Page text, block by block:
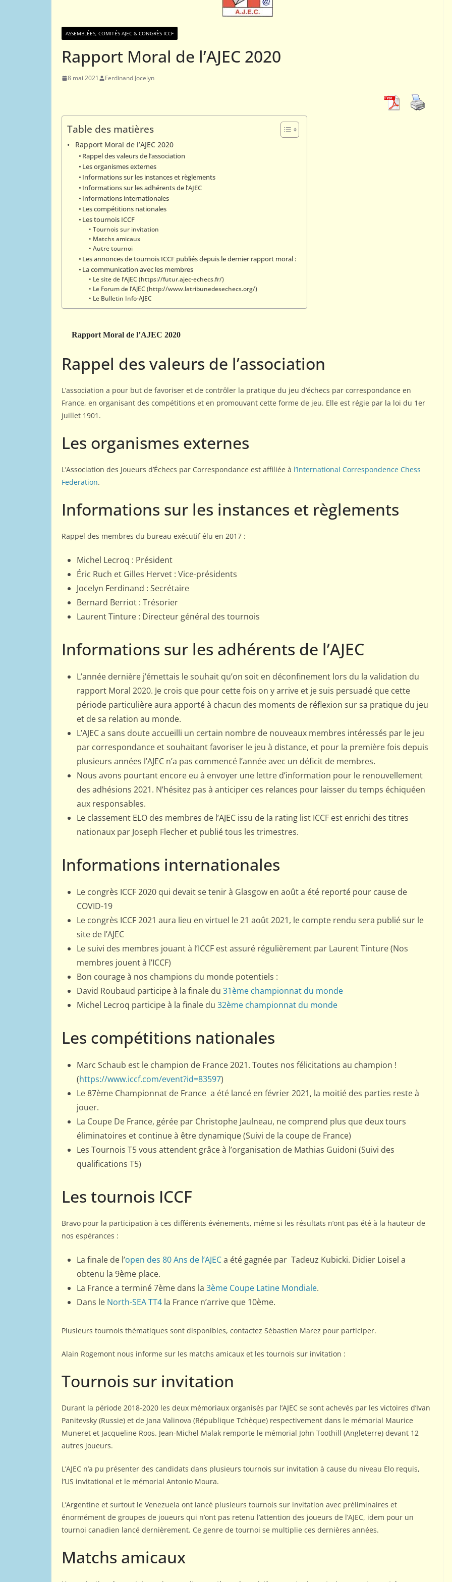
ASSEMBLÉES, COMITÉS AJEC & CONGRÈS ICCF
Rapport Moral de l’AJEC 2020
8 mai 2021 Ferdinand Jocelyn
Table des matières
Rapport Moral de l’AJEC 2020
Rappel des valeurs de l’association
Les organismes externes
Informations sur les instances et règlements
Informations sur les adhérents de l’AJEC
Informations internationales
Les compétitions nationales
Les tournois ICCF
Tournois sur invitation
Matchs amicaux
Autre tournoi
Les annonces de tournois ICCF publiés depuis le dernier rapport moral :
La communication avec les membres
Le site de l’AJEC (https://futur.ajec-echecs.fr/)
Le Forum de l’AJEC (http://www.latribunedesechecs.org/)
Le Bulletin Info-AJEC
Rapport Moral de l’AJEC 2020
Rappel des valeurs de l’association
L’association a pour but de favoriser et de contrôler la pratique du jeu d’échecs par correspondance en
France, en organisant des compétitions et en promouvant cette forme de jeu. Elle est régie par la loi du 1er
juillet 1901.
Les organismes externes
L’Association des Joueurs d’Échecs par Correspondance est affiliée à l’International Correspondence Chess
Federation.
Informations sur les instances et règlements
Rappel des membres du bureau exécutif élu en 2017 :
Michel Lecroq : Président
Éric Ruch et Gilles Hervet : Vice-présidents
Jocelyn Ferdinand : Secrétaire
Bernard Berriot : Trésorier
Laurent Tinture : Directeur général des tournois
Informations sur les adhérents de l’AJEC
L’année dernière j’émettais le souhait qu’on soit en déconfinement lors du la validation du
rapport Moral 2020. Je crois que pour cette fois on y arrive et je suis persuadé que cette
période particulière aura apporté à chacun des moments de réflexion sur sa pratique du jeu
et de sa relation au monde.
L’AJEC a sans doute accueilli un certain nombre de nouveaux membres intéressés par le jeu
par correspondance et souhaitant favoriser le jeu à distance, et pour la première fois depuis
plusieurs années l’AJEC n’a pas commencé l’année avec un déficit de membres.
Nous avons pourtant encore eu à envoyer une lettre d’information pour le renouvellement
des adhésions 2021. N’hésitez pas à anticiper ces relances pour laisser du temps échiquéen
aux responsables.
Le classement ELO des membres de l’AJEC issu de la rating list ICCF est enrichi des titres
nationaux par Joseph Flecher et publié tous les trimestres.
Informations internationales
Le congrès ICCF 2020 qui devait se tenir à Glasgow en août a été reporté pour cause de
COVID-19
Le congrès ICCF 2021 aura lieu en virtuel le 21 août 2021, le compte rendu sera publié sur le
site de l’AJEC
Le suivi des membres jouant à l’ICCF est assuré régulièrement par Laurent Tinture (Nos
membres jouent à l’ICCF)
Bon courage à nos champions du monde potentiels :
David Roubaud participe à la finale du 31ème championnat du monde
Michel Lecroq participe à la finale du 32ème championnat du monde
Les compétitions nationales
Marc Schaub est le champion de France 2021. Toutes nos félicitations au champion !
(https://www.iccf.com/event?id=83597)
Le 87ème Championnat de France a été lancé en février 2021, la moitié des parties reste à
jouer.
La Coupe De France, gérée par Christophe Jaulneau, ne comprend plus que deux tours
éliminatoires et continue à être dynamique (Suivi de la coupe de France)
Les Tournois T5 vous attendent grâce à l’organisation de Mathias Guidoni (Suivi des
qualifications T5)
Les tournois ICCF
Bravo pour la participation à ces différents événements, même si les résultats n’ont pas été à la hauteur de
nos espérances :
La finale de l’open des 80 Ans de l’AJECa été gagnée par Tadeuz Kubicki. Didier Loisel a
obtenu la 9ème place.
La France a terminé 7ème dans la 3ème Coupe Latine Mondiale.
Dans le North-SEA TT4 la France n’arrive que 10ème.
Plusieurs tournois thématiques sont disponibles, contactez Sébastien Marez pour participer.
Alain Rogemont nous informe sur les matchs amicaux et les tournois sur invitation :
Tournois sur invitation
Durant la période 2018-2020 les deux mémoriaux organisés par l’AJEC se sont achevés par les victoires d’Ivan
Panitevsky (Russie) et de Jana Valinova (République Tchèque) respectivement dans le mémorial Maurice
Muneret et Jacqueline Roos. Jean-Michel Malak remporte le mémorial John Toothill (Angleterre) devant 12
autres joueurs.
L’AJEC n’a pu présenter des candidats dans plusieurs tournois sur invitation à cause du niveau Elo requis,
l’US invitational et le mémorial Antonio Moura.
L’Argentine et surtout le Venezuela ont lancé plusieurs tournois sur invitation avec préliminaires et
énormément de groupes de joueurs qui n’ont pas retenu l’attention des joueurs de l’AJEC, idem pour un
tournoi canadien lancé dernièrement. Ce genre de tournoi se multiplie ces dernières années.
Matchs amicaux
Téléchargement bulletin
Info-AJEC 2025-004
Classement ICCF des
joueurs de l’AJEC –
Les
du Courrier
9 novembre 2023
PORTRAITS
Interview de Manuel
MÉNÉTRIER par Gilles
HERVET
9 avril 2025 Rogemont Alain
9 mai 2024 Rogemont Alain
Portrait